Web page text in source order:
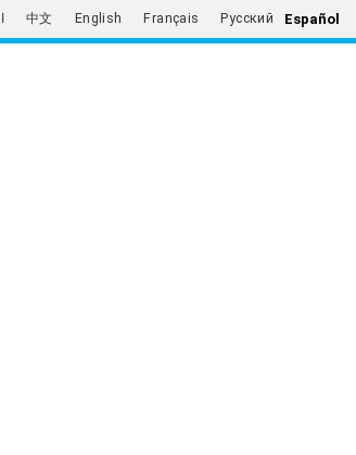
中文 English Français Русский Español